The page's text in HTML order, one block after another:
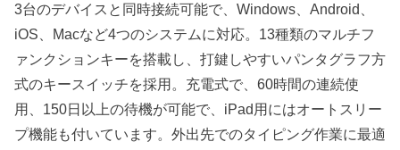
3台のデバイスと同時接続可能で、Windows、Android、
iOS、Macなど4つのシステムに対応。13種類のマルチフ
ァンクションキーを搭載し、打鍵しやすいパンタグラフ方
式のキースイッチを採用。充電式で、60時間の連続使
用、150日以上の待機が可能で、iPad用にはオートスリー
プ機能も付いています。外出先でのタイピング作業に最適